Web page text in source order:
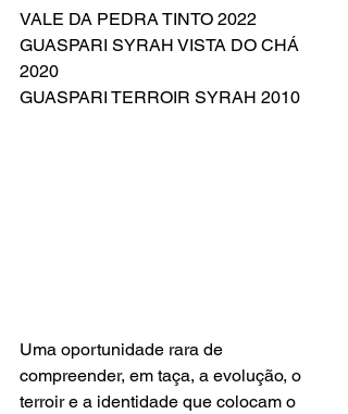
VALE DA PEDRA TINTO 2022
GUASPARI SYRAH VISTA DO CHÁ
2020
GUASPARI TERROIR SYRAH 2010
Uma oportunidade rara de
compreender, em taça, a evolução, o
terroir e a identidade que colocam o